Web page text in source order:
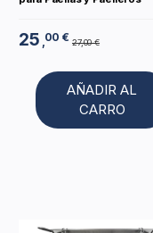
25 00 € 27,00 €
AÑADIR AL
CARRO